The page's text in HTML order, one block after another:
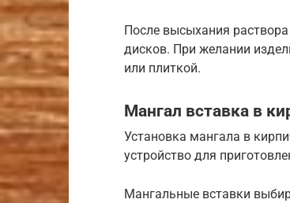
После высыхания
дисков. При желании
или плиткой.
Мангал вставка в
Установка мангала в
устройство для
Мангальные вставки